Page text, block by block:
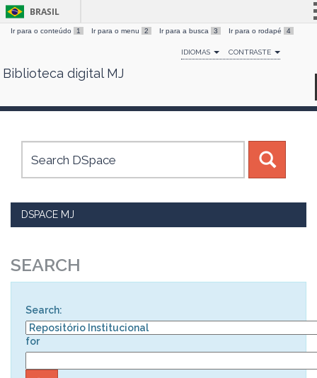
Skip
BRASIL
Simplifique!
Comunica BR
Canais
Ir para o conteúdo 1 Ir para o menu 2 Ir para a busca 3 Ir para o rodapé 4
IDIOMAS CONTRASTE
Biblioteca digital MJ
DSPACE MJ
SEARCH
Search:
for